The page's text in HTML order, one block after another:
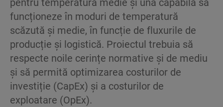
funcționeze în moduri de temperatură
scăzută și medie, în funcție de fluxurile de
producție și logistică. Proiectul trebuia să
respecte noile cerințe normative și de mediu
și să permită optimizarea costurilor de
investiție (CapEx) și a costurilor de
exploatare (OpEx).